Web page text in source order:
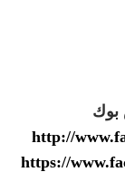
بوك
http://
https://